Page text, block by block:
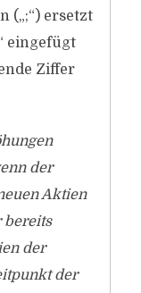
(„;“) ersetzt
eingefügt
Ziffer
der
Aktien
bereits
der
der